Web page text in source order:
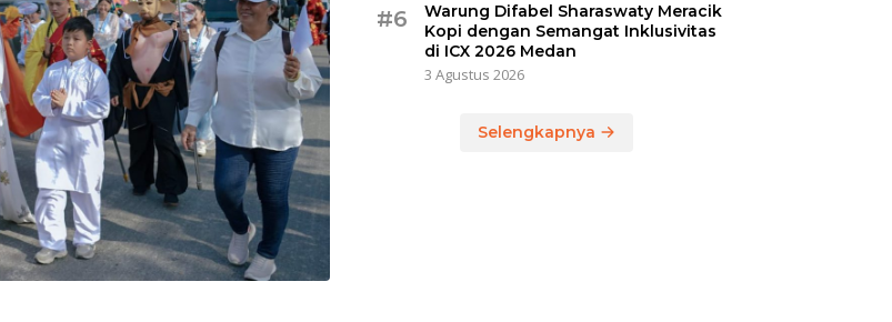
#6
Warung Difabel Sharaswaty Meracik
Kopi dengan Semangat Inklusivitas
di ICX 2026 Medan
3 Agustus 2026
Selengkapnya